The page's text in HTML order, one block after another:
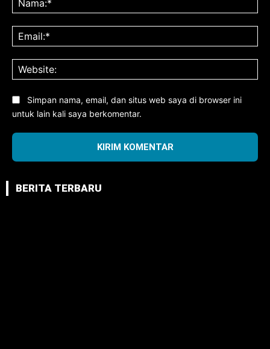
Simpan nama, email, dan situs web saya di browser ini
untuk lain kali saya berkomentar.
BERITA TERBARU